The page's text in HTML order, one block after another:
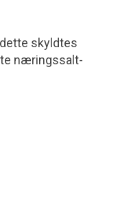
skyldtes
næringssalt-